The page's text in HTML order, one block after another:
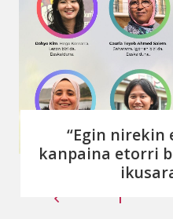
“Egin nirekin
kanpaina etorri
1